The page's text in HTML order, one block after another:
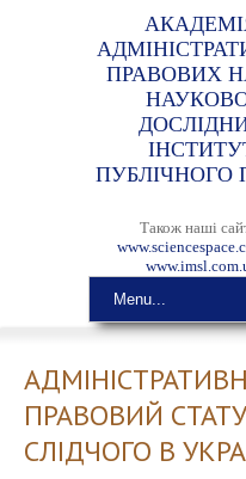
ПРАВОВИХ
ПУБЛІЧНОГО
Також наші
Menu...
ПРАВОВИЙ
СЛІДЧОГО В